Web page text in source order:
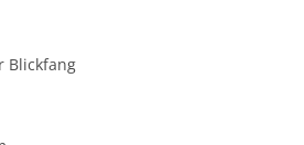
Blickfang